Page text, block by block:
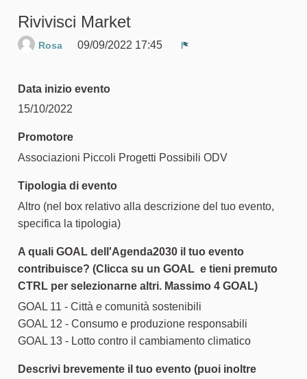
Rivivisci Market
Rosa
09/09/2022 17:45
Data inizio evento
15/10/2022
Promotore
Associazioni Piccoli Progetti Possibili ODV
Tipologia di evento
Altro (nel box relativo alla descrizione del tuo evento,
specifica la tipologia)
A quali GOAL dell'Agenda2030 il tuo evento
contribuisce? (Clicca su un GOAL e tieni premuto
CTRL per selezionarne altri. Massimo 4 GOAL)
GOAL 11 - Città e comunità sostenibili
GOAL 12 - Consumo e produzione responsabili
GOAL 13 - Lotto contro il cambiamento climatico
Descrivi brevemente il tuo evento (puoi inoltre